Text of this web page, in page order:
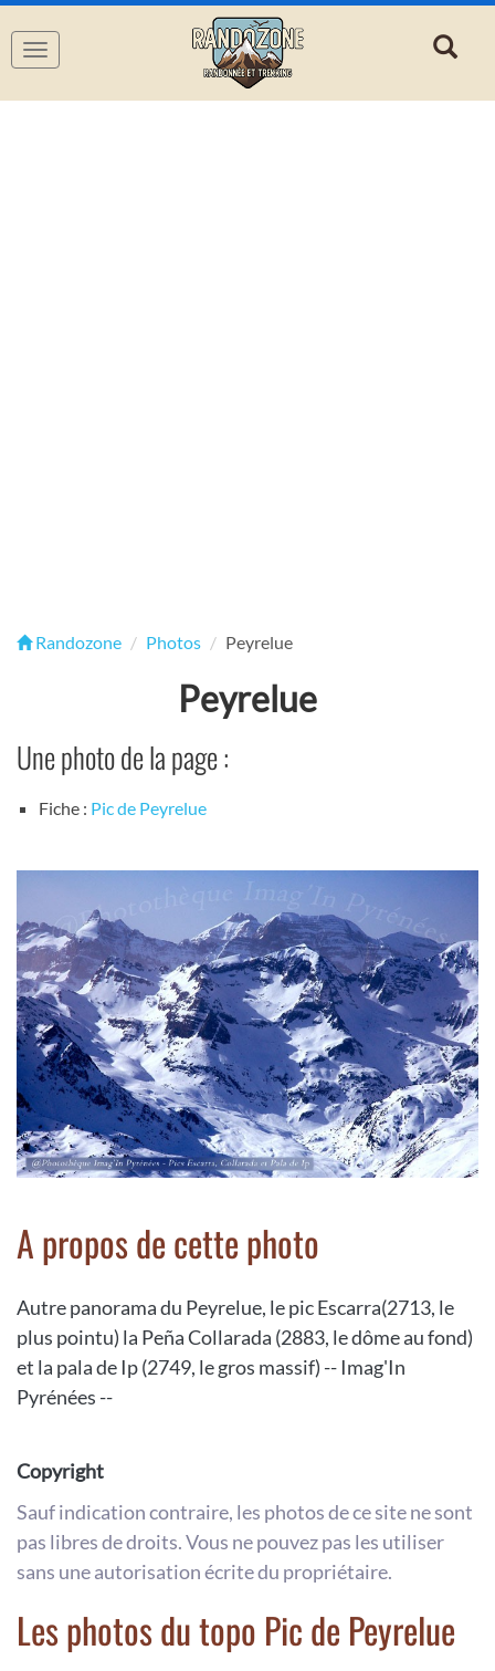
Navigation
Randozone Photos Peyrelue
Peyrelue
Une photo de la page :
Fiche : Pic de Peyrelue
A propos de cette photo
Autre panorama du Peyrelue, le pic Escarra(2713, le
plus pointu) la Peña Collarada (2883, le dôme au fond)
et la pala de Ip (2749, le gros massif) -- Imag'In
Pyrénées --
Copyright
Sauf indication contraire, les photos de ce site ne sont
pas libres de droits. Vous ne pouvez pas les utiliser
sans une autorisation écrite du propriétaire.
Les photos du topo Pic de Peyrelue